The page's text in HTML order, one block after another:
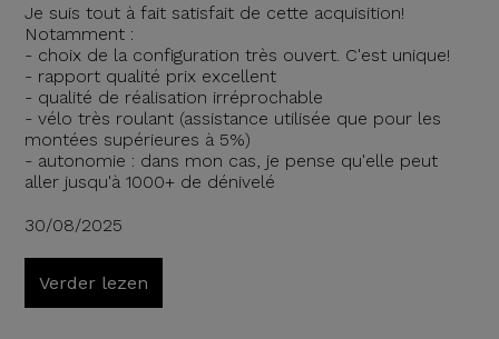
Je suis tout à fait satisfait de cette acquisition!
Notamment :
- choix de la configuration très ouvert. C'est unique!
- rapport qualité prix excellent
- qualité de réalisation irréprochable
- vélo très roulant (assistance utilisée que pour les
montées supérieures à 5%)
- autonomie : dans mon cas, je pense qu'elle peut
aller jusqu'à 1000+ de dénivelé
30/08/2025
Verder lezen